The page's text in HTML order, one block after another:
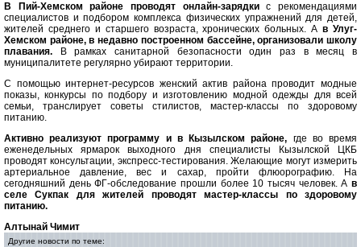
В Пий-Хемском районе проводят онлайн-зарядкис рекомендациями
специалистов и подбором комплекса физических упражнений для детей,
жителей среднего и старшего возраста, хронических больных. Ав Улуг-
Хемском районе, в недавно построенном бассейне, организовали школу
плавания. В рамках санитарной безопасности один раз в месяц в
муниципалитете регулярно убирают территории.
С помощью интернет-ресурсов женский актив района проводит модные
показы, конкурсы по подбору и изготовлению модной одежды для всей
семьи, транслирует советы стилистов, мастер-классы по здоровому
питанию.
Активно реализуют программу и в Кызылском районе, где во время
еженедельных ярмарок выходного дня специалисты Кызылской ЦКБ
проводят консультации, экспресс-тестирования. Желающие могут измерить
артериальное давление, вес и сахар, пройти флюорографию. На
сегодняшний день ФГ-обследование прошли более 10 тысяч человек. А в
селе Сукпак для жителей проводят мастер-классы по здоровому
питанию.
Алтынай Чимит
Другие новости по теме: